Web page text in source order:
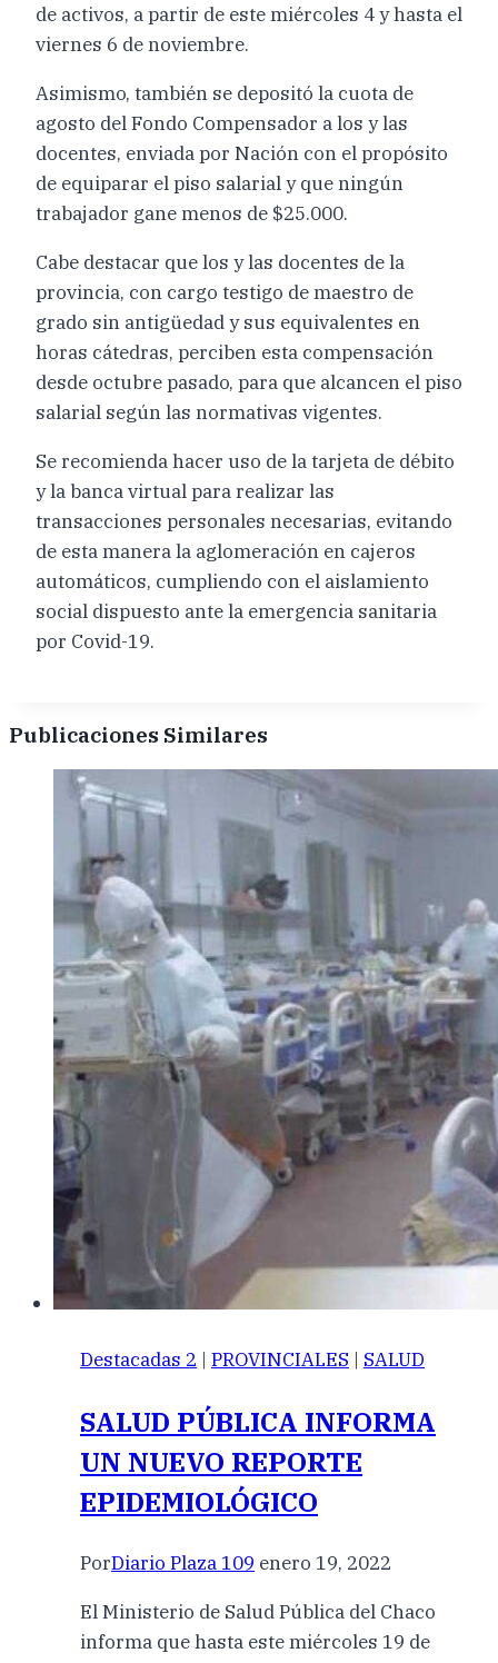
de activos, a partir de este miércoles 4 y hasta el
viernes 6 de noviembre.
Asimismo, también se depositó la cuota de
agosto del Fondo Compensador a los y las
docentes, enviada por Nación con el propósito
de equiparar el piso salarial y que ningún
trabajador gane menos de $25.000.
Cabe destacar que los y las docentes de la
provincia, con cargo testigo de maestro de
grado sin antigüedad y sus equivalentes en
horas cátedras, perciben esta compensación
desde octubre pasado, para que alcancen el piso
salarial según las normativas vigentes.
Se recomienda hacer uso de la tarjeta de débito
y la banca virtual para realizar las
transacciones personales necesarias, evitando
de esta manera la aglomeración en cajeros
automáticos, cumpliendo con el aislamiento
social dispuesto ante la emergencia sanitaria
por Covid-19.
Publicaciones Similares
Destacadas 2 | PROVINCIALES | SALUD
SALUD PÚBLICA INFORMA
UN NUEVO REPORTE
EPIDEMIOLÓGICO
PorDiario Plaza 109 enero 19, 2022
El Ministerio de Salud Pública del Chaco
informa que hasta este miércoles 19 de